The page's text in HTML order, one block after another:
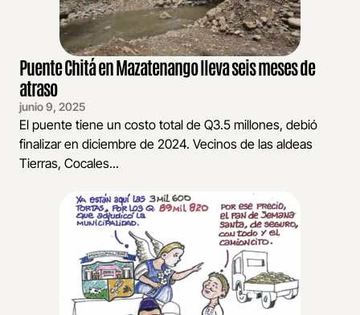
Puente Chitá en Mazatenango lleva seis meses de
atraso
junio 9, 2025
El puente tiene un costo total de Q3.5 millones, debió
finalizar en diciembre de 2024. Vecinos de las aldeas
Tierras, Cocales...